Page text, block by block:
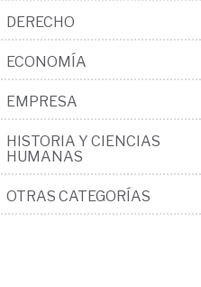
DERECHO
ECONOMÍA
EMPRESA
HISTORIA Y CIENCIAS
HUMANAS
OTRAS CATEGORÍAS